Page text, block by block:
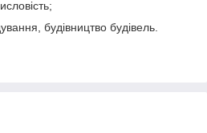
будівництво будівель.